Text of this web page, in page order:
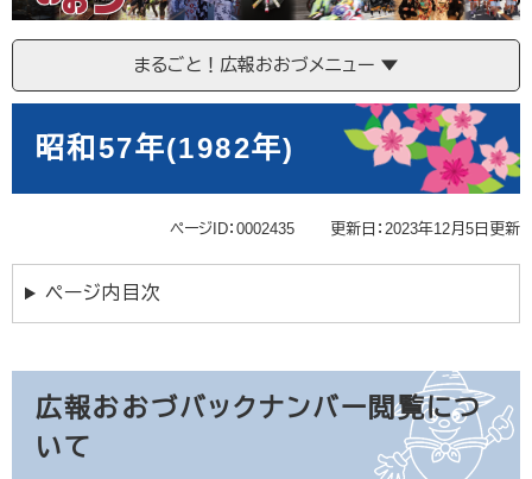
ご
と！
報
まるごと！広報おおづメニュー
昭和57年(1982年)
ページID：0002435 更新日：2023年12月5日更新
ページ内目次
広報おおづバックナンバー閲覧につ
いて